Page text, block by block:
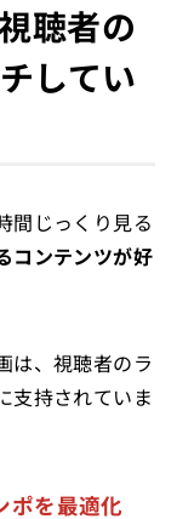
聴者の
してい
間じっくり見る
コンテンツが好
は、視聴者のラ
支持されていま
ポを最適化